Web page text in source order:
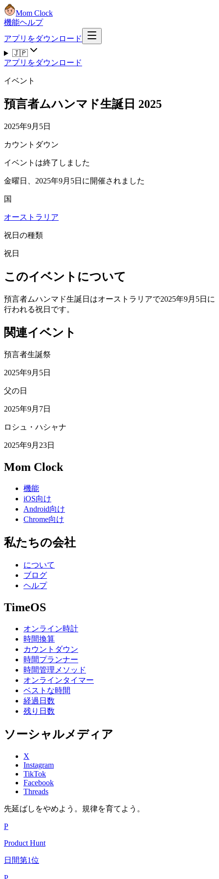
Mom Clock
機能ヘルプ
アプリをダウンロード
🇯🇵
アプリをダウンロード
イベント
預言者ムハンマド生誕日 2025
2025年9月5日
カウントダウン
イベントは終了しました
金曜日、2025年9月5日に開催されました
国
オーストラリア
祝日の種類
祝日
このイベントについて
預言者ムハンマド生誕日はオーストラリアで2025年9月5日に
行われる祝日です。
関連イベント
預言者生誕祭
2025年9月5日
父の日
2025年9月7日
ロシュ・ハシャナ
2025年9月23日
Mom Clock
機能
iOS向け
Android向け
Chrome向け
私たちの会社
について
ブログ
ヘルプ
TimeOS
オンライン時計
時間換算
カウントダウン
時間プランナー
時間管理メソッド
オンラインタイマー
ベストな時間
経過日数
残り日数
ソーシャルメディア
X
Instagram
TikTok
Facebook
Threads
先延ばしをやめよう。規律を育てよう。
P
Product Hunt
日間第1位